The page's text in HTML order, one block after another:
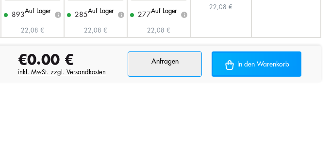
893
Auf Lager
i
22,08 €
285
Auf Lager
i
22,08 €
277
Auf Lager
i
22,08 €
22,08 €
€0.00 €
inkl. MwSt. zzgl. Versandkosten
Anfragen In den Warenkorb